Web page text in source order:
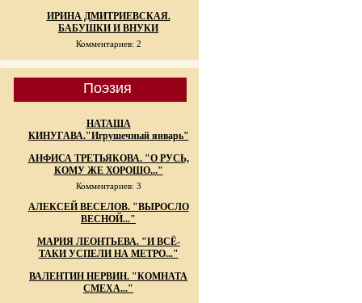
ИРИНА ДМИТРИЕВСКАЯ.
БАБУШКИ И ВНУКИ
Комментариев: 2
Поэзия
НАТАША
КИНУГАВА."Игрушечный январь"
АНФИСА ТРЕТЬЯКОВА. "О РУСЬ,
КОМУ ЖЕ ХОРОШО..."
Комментариев: 3
АЛЕКСЕЙ ВЕСЕЛОВ. "ВЫРОСЛО
ВЕСНОЙ..."
МАРИЯ ЛЕОНТЬЕВА. "И ВСЁ-
ТАКИ УСПЕЛИ НА МЕТРО..."
ВАЛЕНТИН НЕРВИН. "КОМНАТА
СМЕХА..."